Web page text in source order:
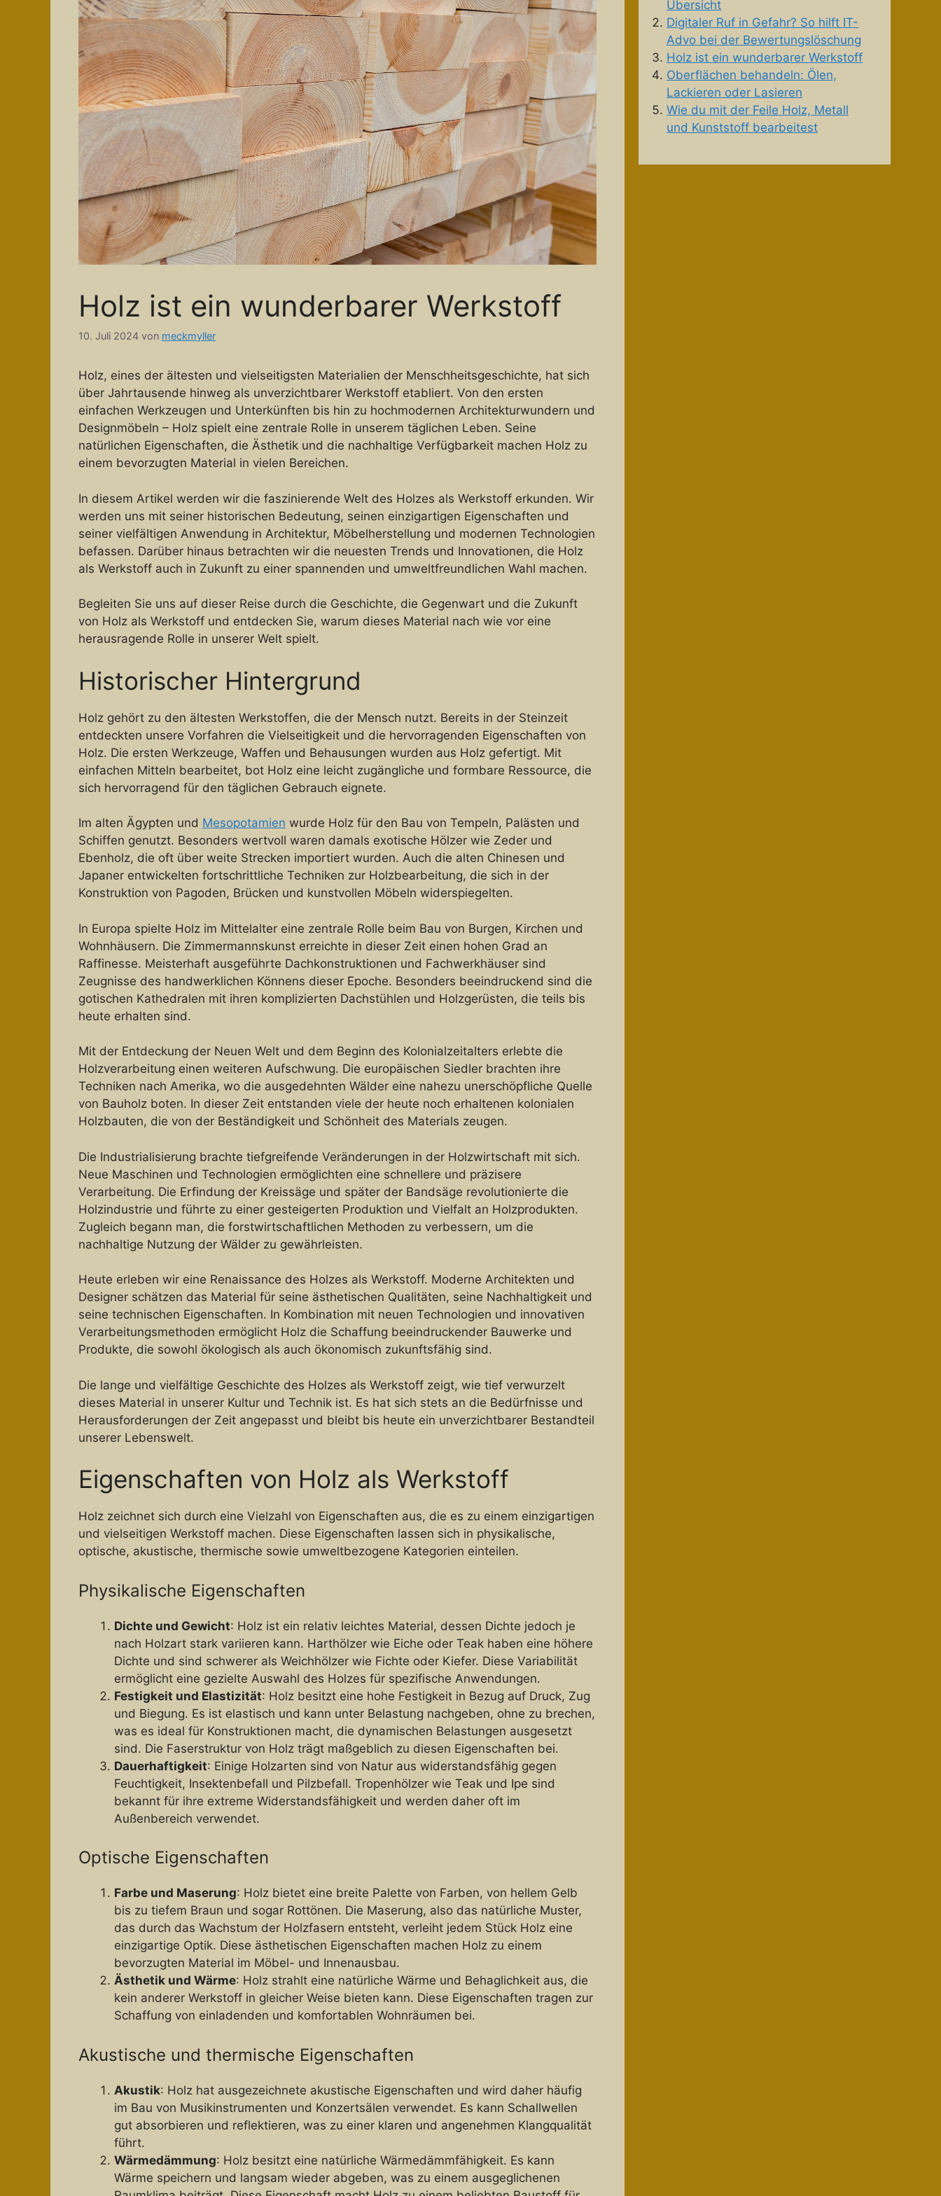
Holz ist ein wunderbarer Werkstoff
10. Juli 2024 von meckmyller
Holz, eines der ältesten und vielseitigsten Materialien der Menschheitsgeschichte, hat sich
über Jahrtausende hinweg als unverzichtbarer Werkstoff etabliert. Von den ersten
einfachen Werkzeugen und Unterkünften bis hin zu hochmodernen Architekturwundern und
Designmöbeln – Holz spielt eine zentrale Rolle in unserem täglichen Leben. Seine
natürlichen Eigenschaften, die Ästhetik und die nachhaltige Verfügbarkeit machen Holz zu
einem bevorzugten Material in vielen Bereichen.
In diesem Artikel werden wir die faszinierende Welt des Holzes als Werkstoff erkunden. Wir
werden uns mit seiner historischen Bedeutung, seinen einzigartigen Eigenschaften und
seiner vielfältigen Anwendung in Architektur, Möbelherstellung und modernen Technologien
befassen. Darüber hinaus betrachten wir die neuesten Trends und Innovationen, die Holz
als Werkstoff auch in Zukunft zu einer spannenden und umweltfreundlichen Wahl machen.
Begleiten Sie uns auf dieser Reise durch die Geschichte, die Gegenwart und die Zukunft
von Holz als Werkstoff und entdecken Sie, warum dieses Material nach wie vor eine
herausragende Rolle in unserer Welt spielt.
Historischer Hintergrund
Holz gehört zu den ältesten Werkstoffen, die der Mensch nutzt. Bereits in der Steinzeit
entdeckten unsere Vorfahren die Vielseitigkeit und die hervorragenden Eigenschaften von
Holz. Die ersten Werkzeuge, Waffen und Behausungen wurden aus Holz gefertigt. Mit
einfachen Mitteln bearbeitet, bot Holz eine leicht zugängliche und formbare Ressource, die
sich hervorragend für den täglichen Gebrauch eignete.
Im alten Ägypten und Mesopotamien wurde Holz für den Bau von Tempeln, Palästen und
Schiffen genutzt. Besonders wertvoll waren damals exotische Hölzer wie Zeder und
Ebenholz, die oft über weite Strecken importiert wurden. Auch die alten Chinesen und
Japaner entwickelten fortschrittliche Techniken zur Holzbearbeitung, die sich in der
Konstruktion von Pagoden, Brücken und kunstvollen Möbeln widerspiegelten.
In Europa spielte Holz im Mittelalter eine zentrale Rolle beim Bau von Burgen, Kirchen und
Wohnhäusern. Die Zimmermannskunst erreichte in dieser Zeit einen hohen Grad an
Raffinesse. Meisterhaft ausgeführte Dachkonstruktionen und Fachwerkhäuser sind
Zeugnisse des handwerklichen Könnens dieser Epoche. Besonders beeindruckend sind die
gotischen Kathedralen mit ihren komplizierten Dachstühlen und Holzgerüsten, die teils bis
heute erhalten sind.
Mit der Entdeckung der Neuen Welt und dem Beginn des Kolonialzeitalters erlebte die
Holzverarbeitung einen weiteren Aufschwung. Die europäischen Siedler brachten ihre
Techniken nach Amerika, wo die ausgedehnten Wälder eine nahezu unerschöpfliche Quelle
von Bauholz boten. In dieser Zeit entstanden viele der heute noch erhaltenen kolonialen
Holzbauten, die von der Beständigkeit und Schönheit des Materials zeugen.
Die Industrialisierung brachte tiefgreifende Veränderungen in der Holzwirtschaft mit sich.
Neue Maschinen und Technologien ermöglichten eine schnellere und präzisere
Verarbeitung. Die Erfindung der Kreissäge und später der Bandsäge revolutionierte die
Holzindustrie und führte zu einer gesteigerten Produktion und Vielfalt an Holzprodukten.
Zugleich begann man, die forstwirtschaftlichen Methoden zu verbessern, um die
nachhaltige Nutzung der Wälder zu gewährleisten.
Heute erleben wir eine Renaissance des Holzes als Werkstoff. Moderne Architekten und
Designer schätzen das Material für seine ästhetischen Qualitäten, seine Nachhaltigkeit und
seine technischen Eigenschaften. In Kombination mit neuen Technologien und innovativen
Verarbeitungsmethoden ermöglicht Holz die Schaffung beeindruckender Bauwerke und
Produkte, die sowohl ökologisch als auch ökonomisch zukunftsfähig sind.
Die lange und vielfältige Geschichte des Holzes als Werkstoff zeigt, wie tief verwurzelt
dieses Material in unserer Kultur und Technik ist. Es hat sich stets an die Bedürfnisse und
Herausforderungen der Zeit angepasst und bleibt bis heute ein unverzichtbarer Bestandteil
unserer Lebenswelt.
Eigenschaften von Holz als Werkstoff
Holz zeichnet sich durch eine Vielzahl von Eigenschaften aus, die es zu einem einzigartigen
und vielseitigen Werkstoff machen. Diese Eigenschaften lassen sich in physikalische,
optische, akustische, thermische sowie umweltbezogene Kategorien einteilen.
Physikalische Eigenschaften
Dichte und Gewicht: Holz ist ein relativ leichtes Material, dessen Dichte jedoch je
nach Holzart stark variieren kann. Harthölzer wie Eiche oder Teak haben eine höhere
Dichte und sind schwerer als Weichhölzer wie Fichte oder Kiefer. Diese Variabilität
ermöglicht eine gezielte Auswahl des Holzes für spezifische Anwendungen.
Festigkeit und Elastizität: Holz besitzt eine hohe Festigkeit in Bezug auf Druck, Zug
und Biegung. Es ist elastisch und kann unter Belastung nachgeben, ohne zu brechen,
was es ideal für Konstruktionen macht, die dynamischen Belastungen ausgesetzt
sind. Die Faserstruktur von Holz trägt maßgeblich zu diesen Eigenschaften bei.
Dauerhaftigkeit: Einige Holzarten sind von Natur aus widerstandsfähig gegen
Feuchtigkeit, Insektenbefall und Pilzbefall. Tropenhölzer wie Teak und Ipe sind
bekannt für ihre extreme Widerstandsfähigkeit und werden daher oft im
Außenbereich verwendet.
Optische Eigenschaften
Farbe und Maserung: Holz bietet eine breite Palette von Farben, von hellem Gelb
bis zu tiefem Braun und sogar Rottönen. Die Maserung, also das natürliche Muster,
das durch das Wachstum der Holzfasern entsteht, verleiht jedem Stück Holz eine
einzigartige Optik. Diese ästhetischen Eigenschaften machen Holz zu einem
bevorzugten Material im Möbel- und Innenausbau.
Ästhetik und Wärme: Holz strahlt eine natürliche Wärme und Behaglichkeit aus, die
kein anderer Werkstoff in gleicher Weise bieten kann. Diese Eigenschaften tragen zur
Schaffung von einladenden und komfortablen Wohnräumen bei.
Akustische und thermische Eigenschaften
Akustik: Holz hat ausgezeichnete akustische Eigenschaften und wird daher häufig
im Bau von Musikinstrumenten und Konzertsälen verwendet. Es kann Schallwellen
gut absorbieren und reflektieren, was zu einer klaren und angenehmen Klangqualität
führt.
Wärmedämmung: Holz besitzt eine natürliche Wärmedämmfähigkeit. Es kann
Wärme speichern und langsam wieder abgeben, was zu einem ausgeglichenen
Übersicht
Digitaler Ruf in Gefahr? So hilft IT-
Advo bei der Bewertungslöschung
Holz ist ein wunderbarer Werkstoff
Oberflächen behandeln: Ölen,
Lackieren oder Lasieren
Wie du mit der Feile Holz, Metall
und Kunststoff bearbeitest